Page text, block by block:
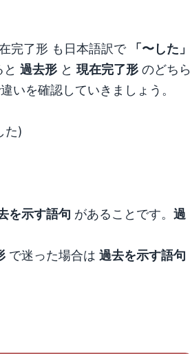
完了形 も日本語訳で
「〜した」
過去形 と 現在完了形 のどちら
いを確認していきましょう。
た)
を示す語句 があることです。 過
で迷った場合は 過去を示す語句